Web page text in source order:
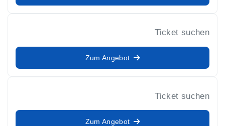
Ticket suchen
Zum Angebot
Ticket suchen
Zum Angebot